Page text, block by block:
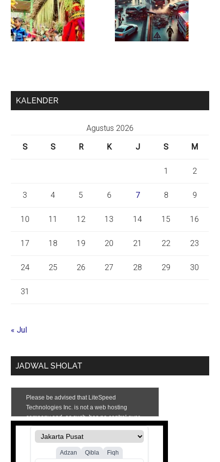
KALENDER
Agustus 2026
S
S R K J S M
1 2
3 4 5 6 7 8 9
10 11 12 13 14 15 16
17 18 19 20 21 22 23
24 25 26 27 28 29 30
31
« Jul
JADWAL SHOLAT